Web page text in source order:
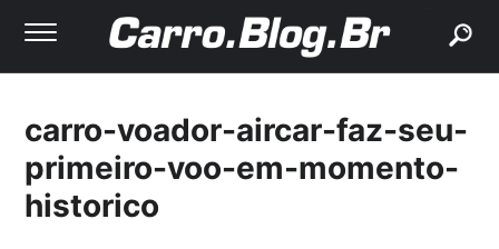
carro-voador-aircar-faz-seu-
primeiro-voo-em-momento-
historico